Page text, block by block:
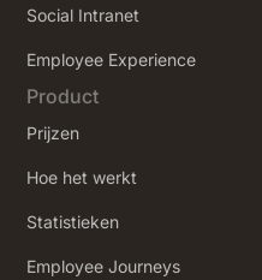
Social Intranet
‍Employee Experience
Product
Prijzen
Hoe het werkt
Statistieken
Employee Journeys